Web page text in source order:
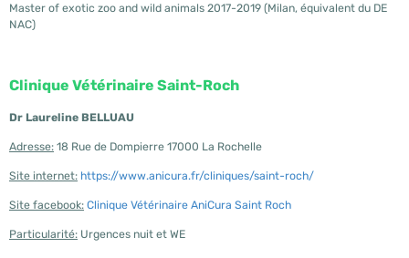
Master of exotic zoo and wild animals 2017-2019 (Milan, équivalent du DE
NAC)
Clinique Vétérinaire Saint-Roch
Dr Laureline BELLUAU
Adresse: 18 Rue de Dompierre 17000 La Rochelle
Site internet: https://www.anicura.fr/cliniques/saint-roch/
Site facebook: Clinique Vétérinaire AniCura Saint Roch
Particularité: Urgences nuit et WE